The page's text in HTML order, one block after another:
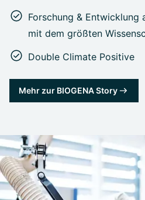
Forschung & Entwicklung
mit dem größten
Double Climate Positive
Mehr zur BIOGENA Story